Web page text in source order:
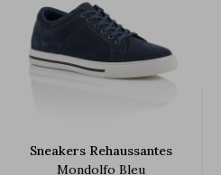
Sneakers Rehaussantes
Mondolfo Bleu